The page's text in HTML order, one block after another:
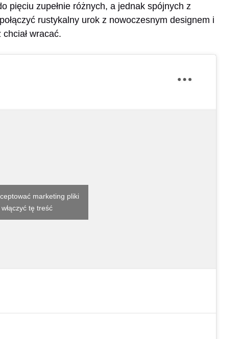
pięciu zupełnie różnych, a jednak spójnych z
rustykalny urok z nowoczesnym designem i
wracać.
marketing pliki
tę treść